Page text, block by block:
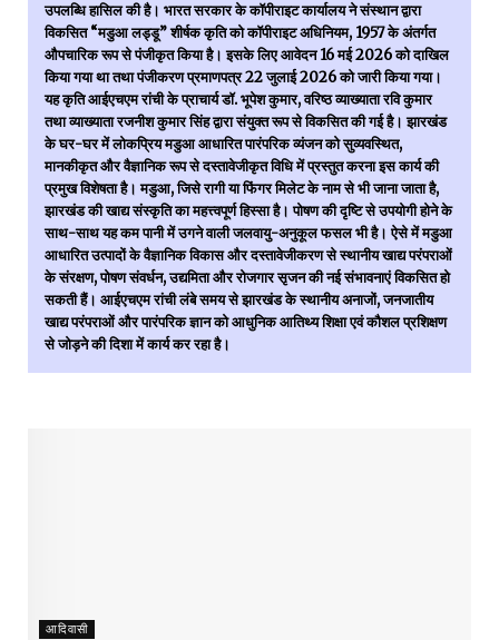
उपलब्धि हासिल की है। भारत सरकार के कॉपीराइट कार्यालय ने संस्थान द्वारा
विकसित “मडुआ लड्डू” शीर्षक कृति को कॉपीराइट अधिनियम, 1957 के अंतर्गत
औपचारिक रूप से पंजीकृत किया है। इसके लिए आवेदन 16 मई 2026 को दाखिल
किया गया था तथा पंजीकरण प्रमाणपत्र 22 जुलाई 2026 को जारी किया गया।
यह कृति आईएचएम रांची के प्राचार्य डॉ. भूपेश कुमार, वरिष्ठ व्याख्याता रवि कुमार
तथा व्याख्याता रजनीश कुमार सिंह द्वारा संयुक्त रूप से विकसित की गई है। झारखंड
के घर-घर में लोकप्रिय मडुआ आधारित पारंपरिक व्यंजन को सुव्यवस्थित,
मानकीकृत और वैज्ञानिक रूप से दस्तावेजीकृत विधि में प्रस्तुत करना इस कार्य की
प्रमुख विशेषता है। मडुआ, जिसे रागी या फिंगर मिलेट के नाम से भी जाना जाता है,
झारखंड की खाद्य संस्कृति का महत्त्वपूर्ण हिस्सा है। पोषण की दृष्टि से उपयोगी होने के
साथ-साथ यह कम पानी में उगने वाली जलवायु-अनुकूल फसल भी है। ऐसे में मडुआ
आधारित उत्पादों के वैज्ञानिक विकास और दस्तावेजीकरण से स्थानीय खाद्य परंपराओं
के संरक्षण, पोषण संवर्धन, उद्यमिता और रोजगार सृजन की नई संभावनाएं विकसित हो
सकती हैं। आईएचएम रांची लंबे समय से झारखंड के स्थानीय अनाजों, जनजातीय
खाद्य परंपराओं और पारंपरिक ज्ञान को आधुनिक आतिथ्य शिक्षा एवं कौशल प्रशिक्षण
से जोड़ने की दिशा में कार्य कर रहा है।
आदिवासी